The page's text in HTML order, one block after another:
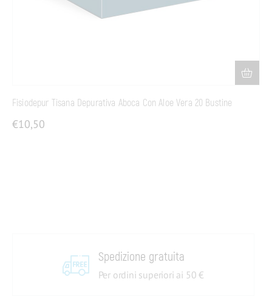
Fisiodepur Tisana Depurativa Aboca Con Aloe Vera 20 Bustine
€10,50
Spedizione gratuita
Per ordini superiori ai 50 €